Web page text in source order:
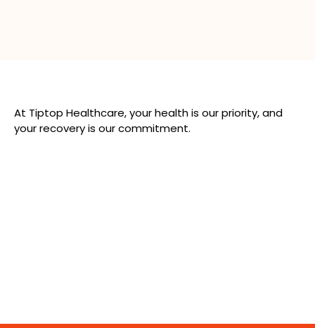
At Tiptop Healthcare, your health is our priority, and
your recovery is our commitment.